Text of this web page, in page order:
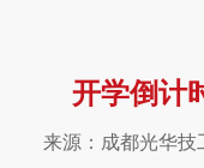
开学倒计
来源：成都光华